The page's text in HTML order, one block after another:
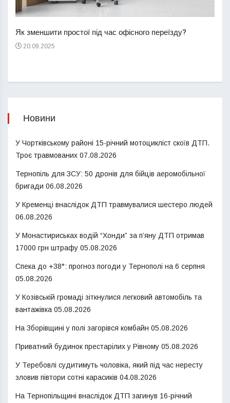
Як зменшити простої під час офісного переїзду?
20.09.2025
Новини
У Чортківському районі 15-річний мотоцикліст скоїв ДТП.
Троє травмованих 07.08.2026
Тернопіль для ЗСУ: 50 дронів для бійців аеромобільної
бригади 06.08.2026
У Кременці внаслідок ДТП травмувалися шестеро людей
06.08.2026
У Монастириськах водій “Хонди” за п’яну ДТП отримав
17000 грн штрафу 05.08.2026
Спека до +38°: прогноз погоди у Тернополі на 6 серпня
05.08.2026
У Козівській громаді зіткнулися легковий автомобіль та
вантажівка 05.08.2026
На Зборівщині у полі загорівся комбайн 05.08.2026
Приватний будинок престарілих у Рівному 05.08.2026
У Теребовлі судитимуть чоловіка, який під час нересту
зловив півтори сотні карасиків 04.08.2026
На Тернопільщині внаслідок ДТП загинув 16-річний